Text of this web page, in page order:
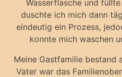
Wasserflasche und
duschte ich mich dann
eindeutig ein Prozess,
konnte mich waschen
Meine Gastfamilie bestand
Vater war das